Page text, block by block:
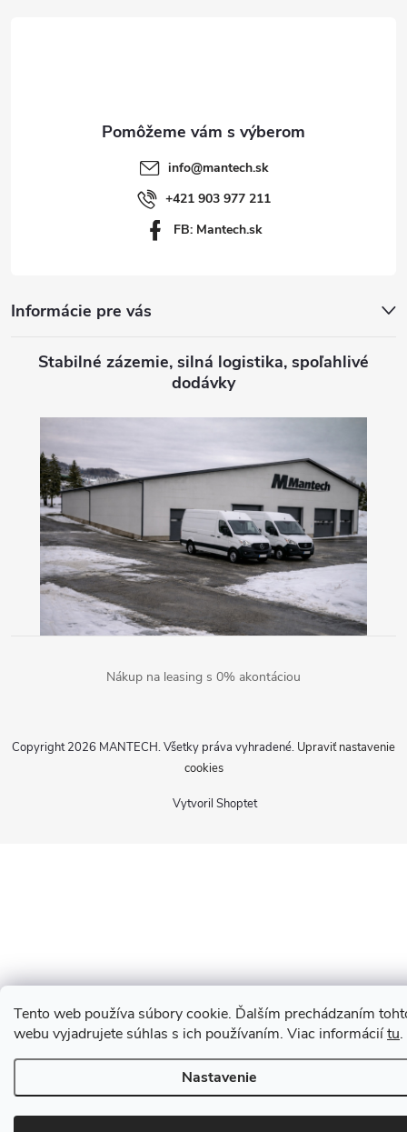
Tento web používa súbory cookie. Ďalším prechádzaním
webu vyjadrujete súhlas s ich používaním. Viac informáciítu.
Nastavenie
info@mantech.sk
+421 903 977 211
FB: Mantech.sk
Informácie pre vás
Stabilné zázemie, silná logistika, spoľahlivé
dodávky
Nákup na leasing s 0% akontáciou
Vytvoril Shoptet
Copyright 2026 MANTECH. Všetky práva vyhradené. Upraviť nastavenie
cookies